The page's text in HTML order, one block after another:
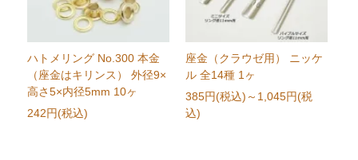
ハトメリング No.300 本金
（座金はキリンス） 外径9×
高さ5×内径5mm 10ヶ
242円(税込)
座金（クラウゼ用） ニッケ
ル 全14種 1ヶ
385円(税込) ～1,045円(税
込)